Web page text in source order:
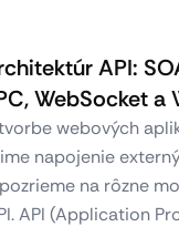
API:
WebSocket a
webových
napojenie
na rôzne
API (Application